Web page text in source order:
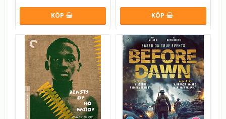
KÖP KÖP